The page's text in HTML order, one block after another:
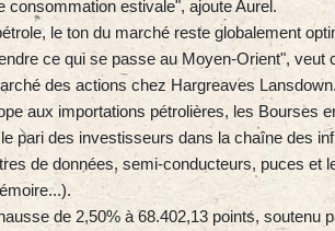
consommation estivale", ajoute Aurel.
le ton du marché reste globalement
ce qui se passe au Moyen-Orient", veut
des actions chez Hargreaves Lansdown.
aux importations pétrolières, les Bourses
pari des investisseurs dans la chaîne des
de données, semi-conducteurs, puces et
de 2,50% à 68.402,13 points, soutenu